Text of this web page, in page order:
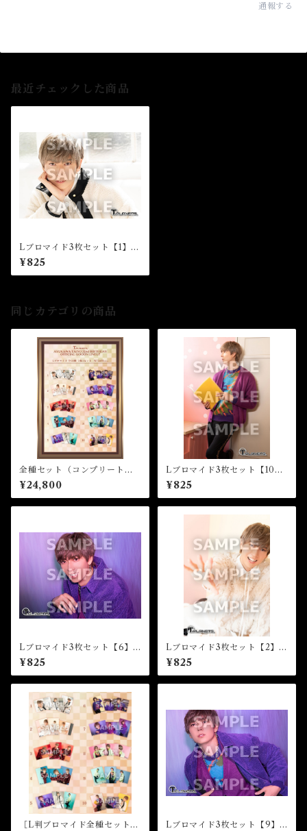
通報する
最近チェックした商品
Lブロマイド3枚セット【1】★
☆32nd Birthday Event
¥825
同じカテゴリの商品
全種セット（コンプリートパ
ック）★☆32nd Birthday Ev
ent
¥24,800
Lブロマイド3枚セット【10】
★☆32nd Birthday Event
¥825
Lブロマイド3枚セット【6】
★☆32nd Birthday Event
¥825
Lブロマイド3枚セット【2】★
☆32nd Birthday Event
¥825
［L判ブロマイド全種セット］
Lブロマイド3枚セット【9】